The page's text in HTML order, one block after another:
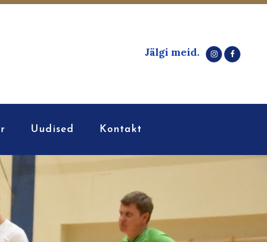
Jälgi meid.
Uudised Kontakt